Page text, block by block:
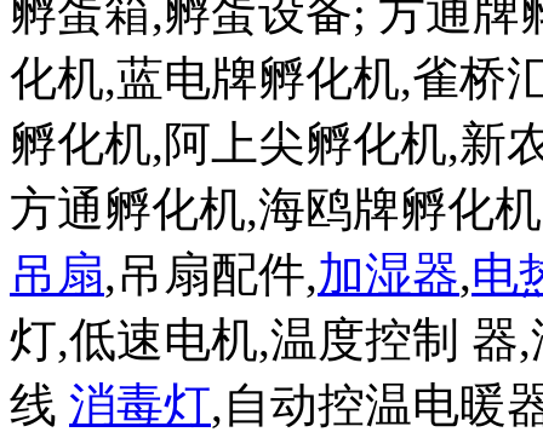
孵蛋箱,孵蛋设备; 方通
化机,蓝电牌孵化机,雀桥
孵化机,阿上尖孵化机,新
方通孵化机,海鸥牌孵化
吊扇,吊扇配件,加湿器,电
灯,低速电机,温度控制 器
线 消毒灯,自动控温电暖